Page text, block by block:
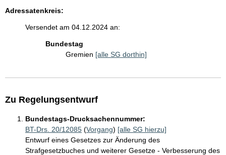
Adressatenkreis:
Versendet am 04.12.2024 an:
Bundestag
Gremien [alle SG dorthin]
Zu Regelungsentwurf
Bundestags-Drucksachennummer:
BT-Drs. 20/12085 (Vorgang) [alle SG hierzu]
Entwurf eines Gesetzes zur Änderung des
Strafgesetzbuches und weiterer Gesetze - Verbesserung des